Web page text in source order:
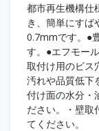
都市再生機構仕
き、簡単にすば
0.7mmです。●
す。●エフモー
取付け用のビス
汚れや品質低下
付け面の水分・
ださい。・壁取
てください。